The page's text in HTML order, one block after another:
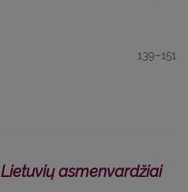
139–151
Lietuvių asmenvardžiai